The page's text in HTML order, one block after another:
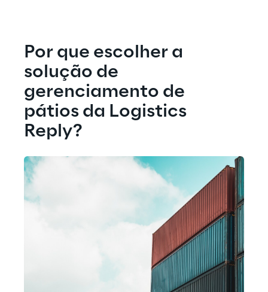
Por que escolher a
solução de
gerenciamento de
pátios da Logistics
Reply?